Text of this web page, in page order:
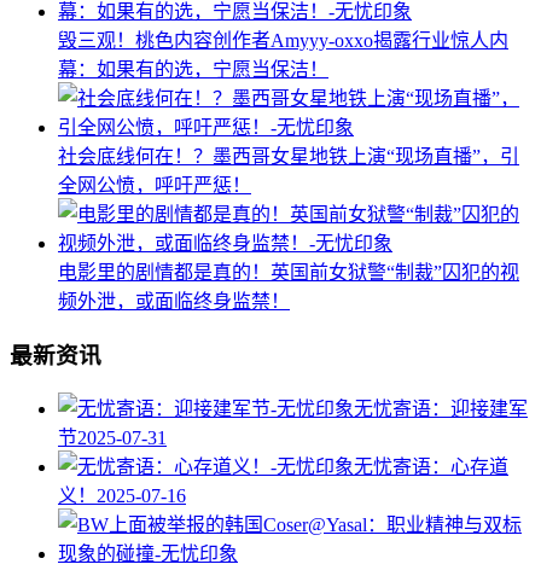
毁三观！桃色内容创作者Amyyy-oxxo揭露行业惊人内
幕：如果有的选，宁愿当保洁！
社会底线何在！？墨西哥女星地铁上演“现场直播”，引
全网公愤，呼吁严惩！
电影里的剧情都是真的！英国前女狱警“制裁”囚犯的视
频外泄，或面临终身监禁！
最新资讯
无忧寄语：迎接建军
节2025-07-31
无忧寄语：心存道
义！ 2025-07-16